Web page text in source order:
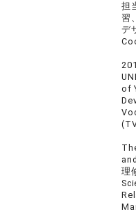
担
習
デ
of
理